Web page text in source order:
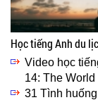
Học tiếng Anh du
Video học
14: The World
31 Tình